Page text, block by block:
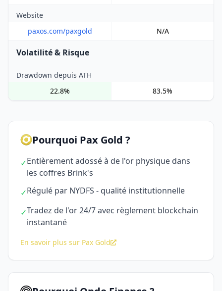
Website
paxos.com/paxgold
N/A
Volatilité & Risque
Drawdown depuis ATH
22.8%
83.5%
Pourquoi Pax Gold ?
✓Entièrement adossé à de l'or physique dans
les coffres Brink's
✓Régulé par NYDFS - qualité institutionnelle
✓Tradez de l'or 24/7 avec règlement blockchain
instantané
En savoir plus sur Pax Gold